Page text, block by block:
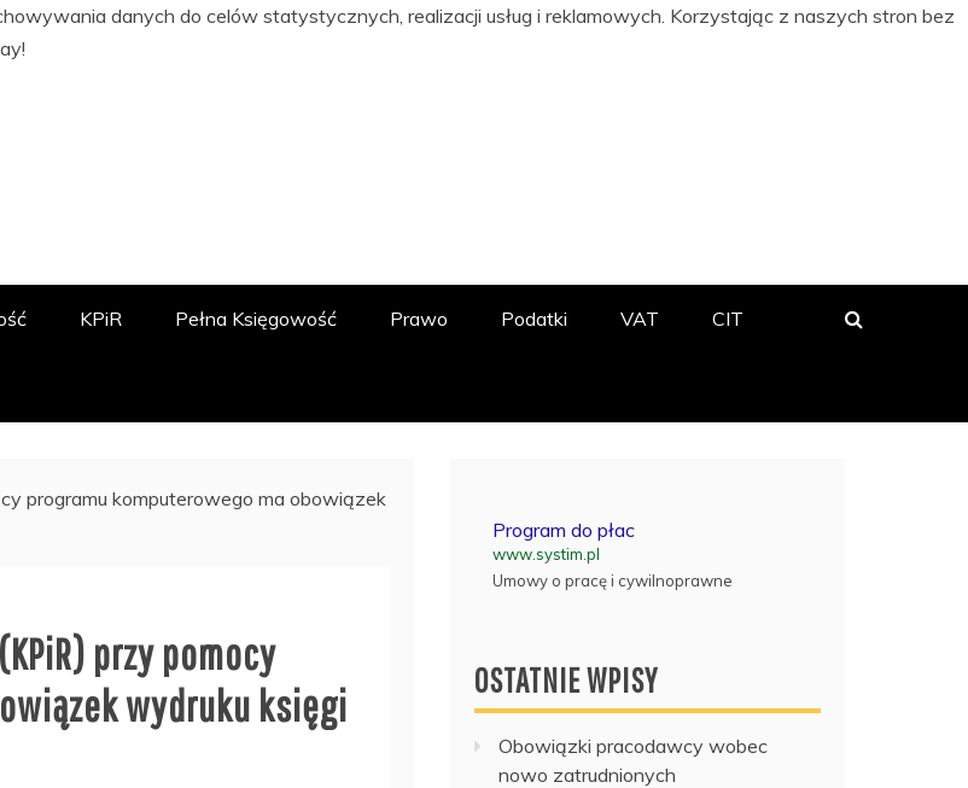
danych do celów statystycznych, realizacji usług i reklamowych. Korzystając z naszych stron bez
KPiR Pełna Księgowość Prawo Podatki VAT CIT
programu komputerowego ma obowiązek
przy pomocy
wydruku księgi
Program do płac
www.systim.pl
Umowy o pracę i cywilnoprawne
OSTATNIE WPISY
Obowiązki pracodawcy wobec
nowo zatrudnionych